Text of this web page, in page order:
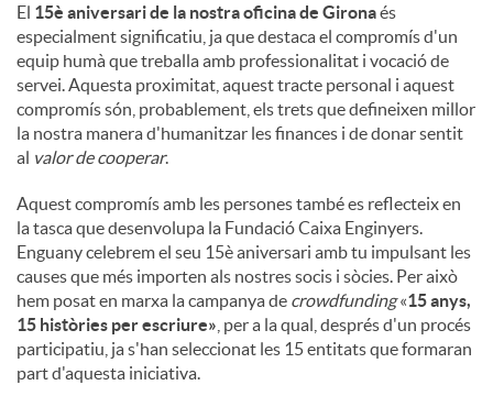
El 15è aniversari de la nostra oficina de Gironaés
especialment significatiu, ja que destaca el compromís d'un
equip humà que treballa amb professionalitat i vocació de
servei. Aquesta proximitat, aquest tracte personal i aquest
compromís són, probablement, els trets que defineixen millor
la nostra manera d'humanitzar les finances i de donar sentit
al valor de cooperar.
Aquest compromís amb les persones també es reflecteix en
la tasca que desenvolupa la Fundació Caixa Enginyers.
Enguany celebrem el seu 15è aniversari amb tu impulsant les
causes que més importen als nostres socis i sòcies. Per això
hem posat en marxa la campanya de crowdfunding«15 anys,
15 històries per escriure» , per a la qual, després d'un procés
participatiu, ja s'han seleccionat les 15 entitats que formaran
part d'aquesta iniciativa.